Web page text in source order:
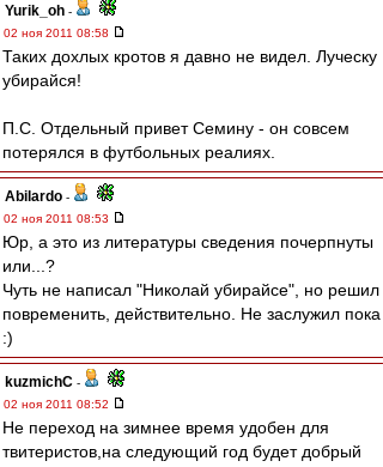
Yurik_oh -
02 ноя 2011 08:58
Таких дохлых кротов я давно не видел. Луческу
убирайся!
П.С. Отдельный привет Семину - он совсем
потерялся в футбольных реалиях.
Abilardo -
02 ноя 2011 08:53
Юр, а это из литературы сведения почерпнуты
или...?
Чуть не написал "Николай убирайсе", но решил
повременить, действительно. Не заслужил пока
:)
kuzmichC -
02 ноя 2011 08:52
Не переход на зимнее время удобен для
твитеристов,на следующий год будет добрый